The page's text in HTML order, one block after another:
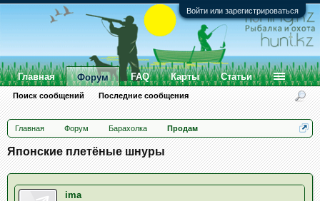
Войти или зарегистрироваться
Главная Форум Барахолка Продам
Японские плетёные шнуры
ima
Главная Форум
Поиск сообщений Последние сообщения
FAQ Карты Статьи